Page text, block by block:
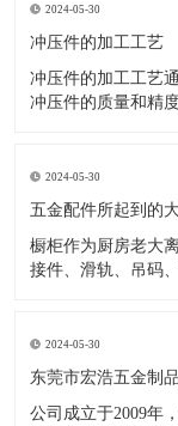
2024-05-30
冲压件的加工工艺
冲压件的加工工艺
冲压件的质量和精度。
开料与落料：在图
材。然
2024-05-30
五金配件所起到的
橱柜作为厨房老大
接件、滑轨、吊码
调节脚，橱柜就像
柜五金件好
2024-05-30
东莞市宏浩五金制
公司成立于2009年